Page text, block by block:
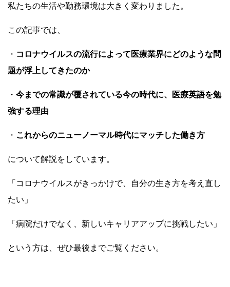
私たちの生活や勤務環境は大きく変わりました。
この記事では、
・ コロナウイルスの流行によって医療業界にどのような問
題が浮上してきたのか
・ 今までの常識が覆されている今の時代に、医療英語を勉
強する理由
・ これからのニューノーマル時代にマッチした働き方
について解説をしています。
「コロナウイルスがきっかけで、自分の生き方を考え直し
たい」
「病院だけでなく、新しいキャリアアップに挑戦したい」
という方は、ぜひ最後までご覧ください。